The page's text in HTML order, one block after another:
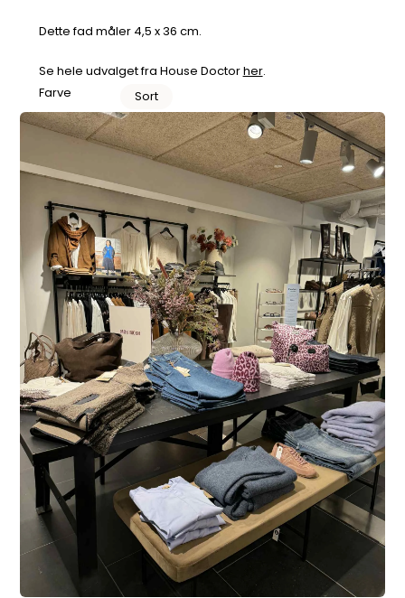
Dette fad måler 4,5 x 36 cm.
Se hele udvalget fra House Doctorher.
Farve
Sort